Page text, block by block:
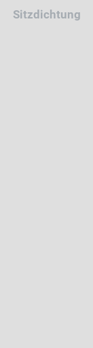
Sitzdichtung